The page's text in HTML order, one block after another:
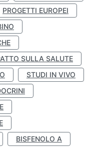
PROGETTI EUROPEI
SULLA SALUTE
STUDI IN VIVO
BISFENOLO A